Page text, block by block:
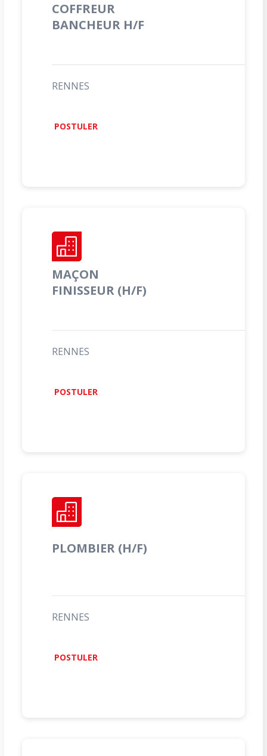
COFFREUR
BANCHEUR H/F
RENNES
POSTULER
MAÇON
FINISSEUR (H/F)
RENNES
POSTULER
PLOMBIER (H/F)
RENNES
POSTULER